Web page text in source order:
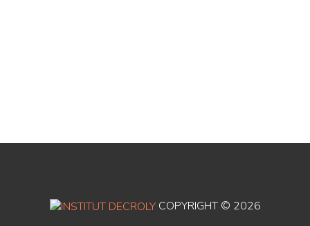
COPYRIGHT © 2026